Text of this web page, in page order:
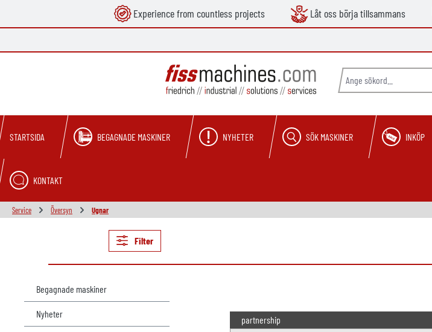
Hoppa till huvudnavigeringExperience from countless projects Låt oss börja tillsammans
STARTSIDA BEGAGNADE MASKINER NYHETER SÖK MASKINER INKÖP
KONTAKT
Service Översyn Ugnar
Filter
Begagnade maskiner
Nyheter
partnership